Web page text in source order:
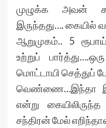
முழுக்க அவன்
இருந்தது….
ஆறுமுகம்.. 5
உற்றுப்
மொட்டாயி செத்துப்
வெண்ணை…இந்தா
என்று
சந்திரன் மேல்